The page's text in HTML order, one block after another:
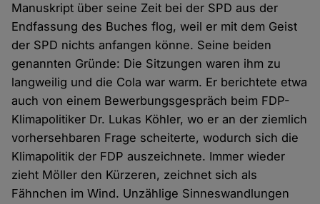
Manuskript über seine Zeit bei der SPD aus der
Endfassung des Buches flog, weil er mit dem Geist
der SPD nichts anfangen könne. Seine beiden
genannten Gründe: Die Sitzungen waren ihm zu
langweilig und die Cola war warm. Er berichtete etwa
auch von einem Bewerbungsgespräch beim FDP-
Klimapolitiker Dr. Lukas Köhler, wo er an der ziemlich
vorhersehbaren Frage scheiterte, wodurch sich die
Klimapolitik der FDP auszeichnete. Immer wieder
zieht Möller den Kürzeren, zeichnet sich als
Fähnchen im Wind. Unzählige Sinneswandlungen